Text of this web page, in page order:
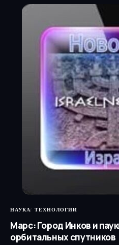
НАУКА ТЕХНОЛОГИИ
Марс: Город Инков и
орбитальных спутников